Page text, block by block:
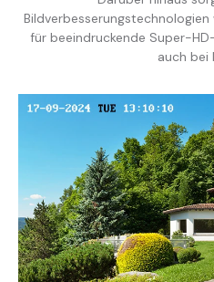
Bildverbesserungstechnologien
für beeindruckende Super-
auch bei